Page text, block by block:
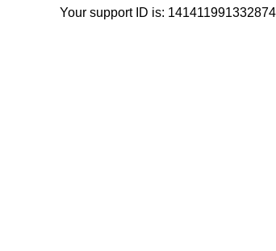
Your support ID is: